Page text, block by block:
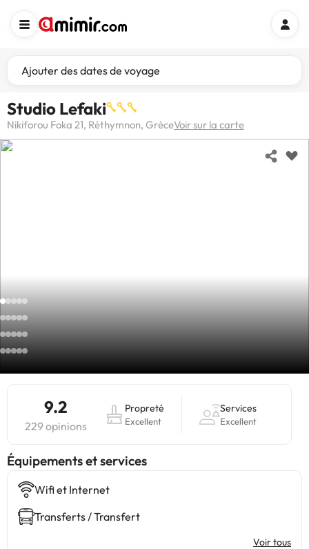
Ajouter des dates de voyage
Studio Lefaki
Nikiforou Foka 21, Réthymnon, GrèceVoir sur la carte
9.2
229 opinions
Propreté
Excellent
Services
Excellent
​Équipements et services
Wifi et Internet
Transferts / Transfert
Voir tous